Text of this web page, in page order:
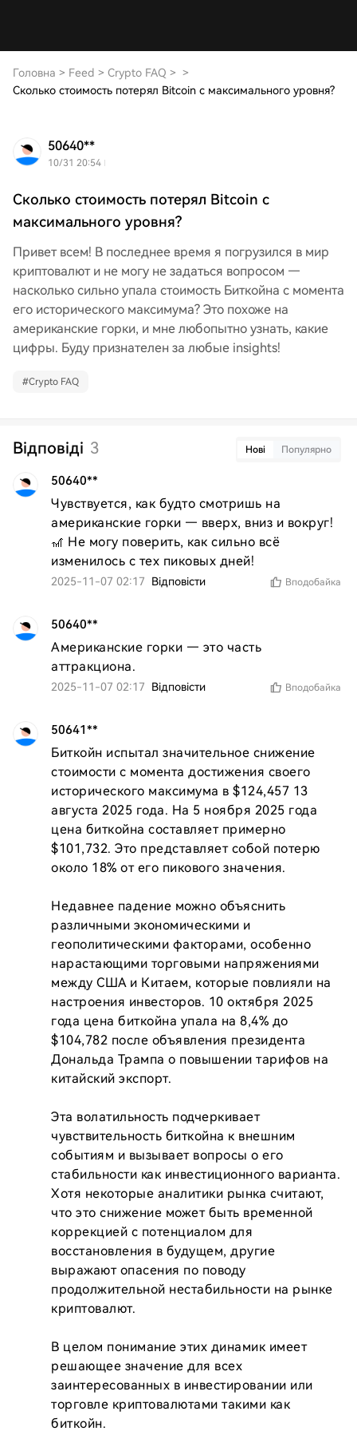
Головна > Feed > Crypto FAQ > >
Сколько стоимость потерял Bitcoin с максимального уровня?
50640**
10/31 20:54
Сколько стоимость потерял Bitcoin с
максимального уровня?
Привет всем! В последнее время я погрузился в мир
криптовалют и не могу не задаться вопросом —
насколько сильно упала стоимость Биткойна с момента
его исторического максимума? Это похоже на
американские горки, и мне любопытно узнать, какие
цифры. Буду признателен за любые insights!
#Crypto FAQ
Відповіді 3 Нові Популярно
50640**
Чувствуется, как будто смотришь на
американские горки — вверх, вниз и вокруг!
🎢 Не могу поверить, как сильно всё
изменилось с тех пиковых дней!
2025-11-07 02:17 Відповісти Вподобайка
50640**
Американские горки — это часть
аттракциона.
2025-11-07 02:17 Відповісти Вподобайка
50641**
Биткойн испытал значительное снижение
стоимости с момента достижения своего
исторического максимума в $124,457 13
августа 2025 года. На 5 ноября 2025 года
цена биткойна составляет примерно
$101,732. Это представляет собой потерю
около 18% от его пикового значения.
Недавнее падение можно объяснить
различными экономическими и
геополитическими факторами, особенно
нарастающими торговыми напряжениями
между США и Китаем, которые повлияли на
настроения инвесторов. 10 октября 2025
года цена биткойна упала на 8,4% до
$104,782 после объявления президента
Дональда Трампа о повышении тарифов на
китайский экспорт.
Эта волатильность подчеркивает
чувствительность биткойна к внешним
событиям и вызывает вопросы о его
стабильности как инвестиционного варианта.
Хотя некоторые аналитики рынка считают,
что это снижение может быть временной
коррекцией с потенциалом для
восстановления в будущем, другие
выражают опасения по поводу
продолжительной нестабильности на рынке
криптовалют.
В целом понимание этих динамик имеет
решающее значение для всех
заинтересованных в инвестировании или
торговле криптовалютами такими как
биткойн.